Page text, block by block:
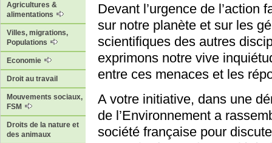
Agricultures &
alimentations
Villes, migrations,
Populations
Economie
Droit au travail
Mouvements sociaux,
FSM
Droits de la nature et
des animaux
Devant l’urgence de l’action
sur notre planète et sur les
scientifiques des autres
exprimons notre vive
entre ces menaces et les
A votre initiative, dans une
de l’Environnement a
société française pour